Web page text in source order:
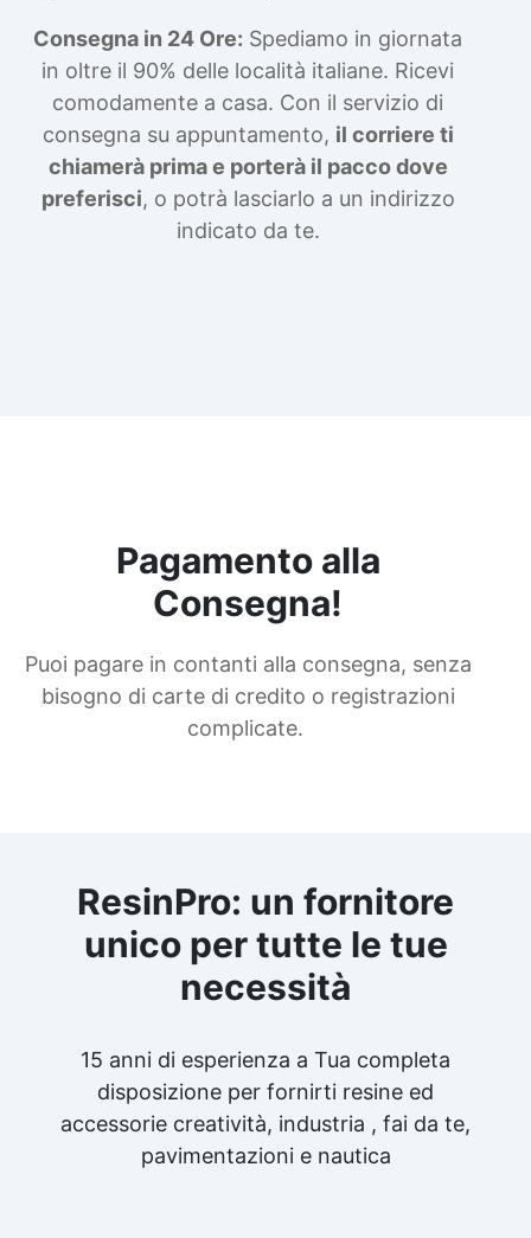
Consegna in 24 Ore: Spediamo in giornata
in oltre il 90% delle località italiane. Ricevi
comodamente a casa. Con il servizio di
consegna su appuntamento, il corriere ti
chiamerà prima e porterà il pacco dove
preferisci, o potrà lasciarlo a un indirizzo
indicato da te.
Pagamento alla
Consegna!
Puoi pagare in contanti alla consegna, senza
bisogno di carte di credito o registrazioni
complicate.
ResinPro: un fornitore
unico per tutte le tue
necessità
15 anni di esperienza a Tua completa
disposizione per fornirti resine ed
accessorie creatività, industria , fai da te,
pavimentazioni e nautica